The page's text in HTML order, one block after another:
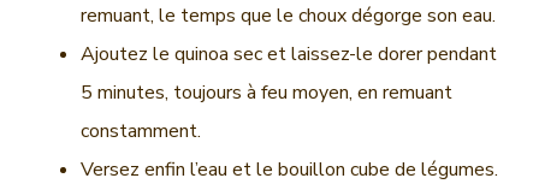
remuant, le temps que le choux dégorge son eau.
Ajoutez le quinoa sec et laissez-le dorer pendant
5 minutes, toujours à feu moyen, en remuant
constamment.
Versez enfin l’eau et le bouillon cube de légumes.